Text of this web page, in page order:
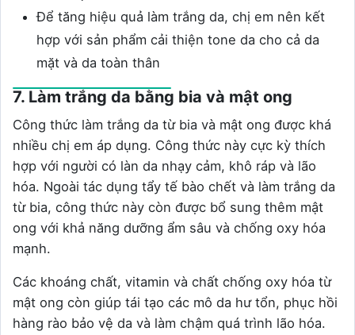
Để tăng hiệu quả làm trắng da, chị em nên kết
hợp với sản phẩm cải thiện tone da cho cả da
mặt và da toàn thân
7. Làm trắng da bằng bia và mật ong
Công thức làm trắng da từ bia và mật ong được khá
nhiều chị em áp dụng. Công thức này cực kỳ thích
hợp với người có làn da nhạy cảm, khô ráp và lão
hóa. Ngoài tác dụng tẩy tế bào chết và làm trắng da
từ bia, công thức này còn được bổ sung thêm mật
ong với khả năng dưỡng ẩm sâu và chống oxy hóa
mạnh.
Các khoáng chất, vitamin và chất chống oxy hóa từ
mật ong còn giúp tái tạo các mô da hư tổn, phục hồi
hàng rào bảo vệ da và làm chậm quá trình lão hóa.